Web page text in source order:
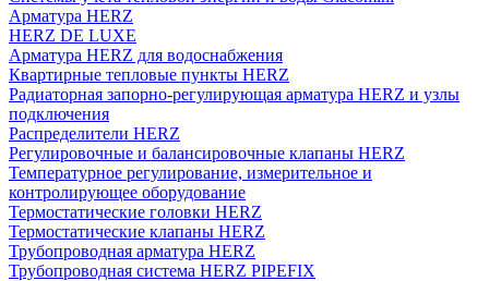
Арматура HERZ
HERZ DE LUXE
Арматура HERZ для водоснабжения
Квартирные тепловые пункты HERZ
Радиаторная запорно-регулирующая арматура HERZ и узлы
подключения
Распределители HERZ
Регулировочные и балансировочные клапаны HERZ
Температурное регулирование, измерительное и
контролирующее оборудование
Термостатические головки HERZ
Термостатические клапаны HERZ
Трубопроводная арматура HERZ
Трубопроводная система HERZ PIPEFIX